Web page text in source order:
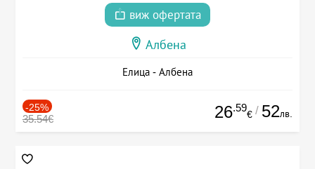
виж офертата
Албена
Елица - Албена
-25%
35.54€ 26.59
€ / 52лв.